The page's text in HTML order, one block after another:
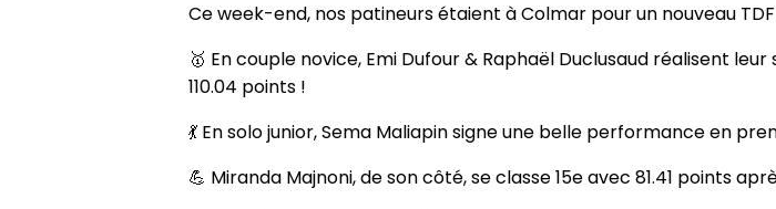
Ce week-end, nos patineurs étaient à Colmar pour un nouveau
🥇 En couple novice, Emi Dufour & Raphaël Duclusaud réalisent
110.04 points !
💃 En solo junior, Sema Maliapin signe une belle performance en
💪 Miranda Majnoni, de son côté, se classe 15e avec 81.41 points